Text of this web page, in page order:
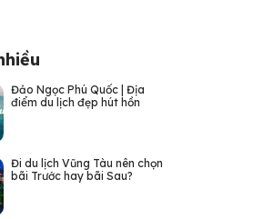
Đảo Ngọc Phú Quốc | Địa
điểm du lịch đẹp hút hồn
Đi du lịch Vũng Tàu nên chọn
bãi Trước hay bãi Sau?